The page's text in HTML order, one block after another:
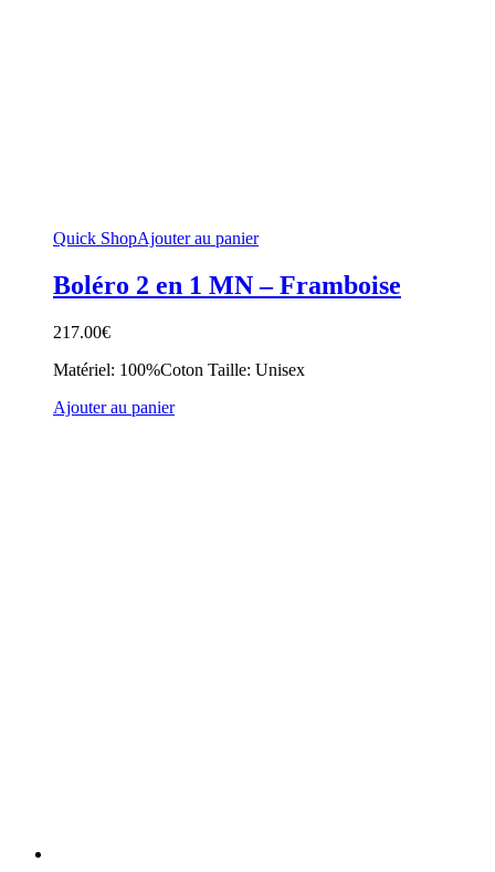
Quick ShopAjouter au panier
Boléro 2 en 1 MN – Framboise
217.00€
Matériel: 100%Coton Taille: Unisex
Ajouter au panier